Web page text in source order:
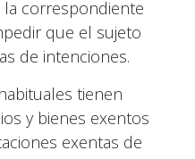
la correspondiente
que el sujeto
de intenciones.
tienen
y bienes exentos
exentas de